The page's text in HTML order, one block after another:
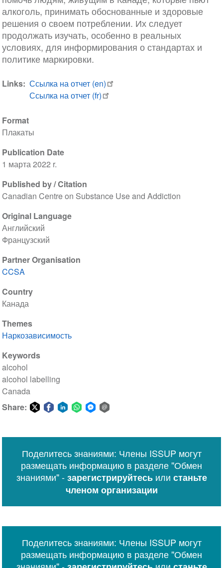
Format
Плакаты
Publication Date
1 марта 2022 r.
Published by / Citation
Canadian Centre on Substance Use and Addiction
Original Language
Английский
Французский
Partner Organisation
CCSA
Country
Канада
Themes
Наркозависимость
Keywords
alcohol
alcohol labelling
Canada
Share:
Messenger
алкоголь, принимать обоснованные и здоровые
решения о своем потреблении. Их следует
продолжать изучать, особенно в реальных
условиях, для информирования о стандартах и
политике маркировки.
Links Ссылка на отчет (en)
Ссылка на отчет (fr)
Поделитесь знаниями: Члены ISSUP могут
размещать информацию в разделе "Обмен
знаниями" -зарегистрируйтесьили станьте
членом организации
Поделитесь знаниями: Члены ISSUP могут
размещать информацию в разделе "Обмен